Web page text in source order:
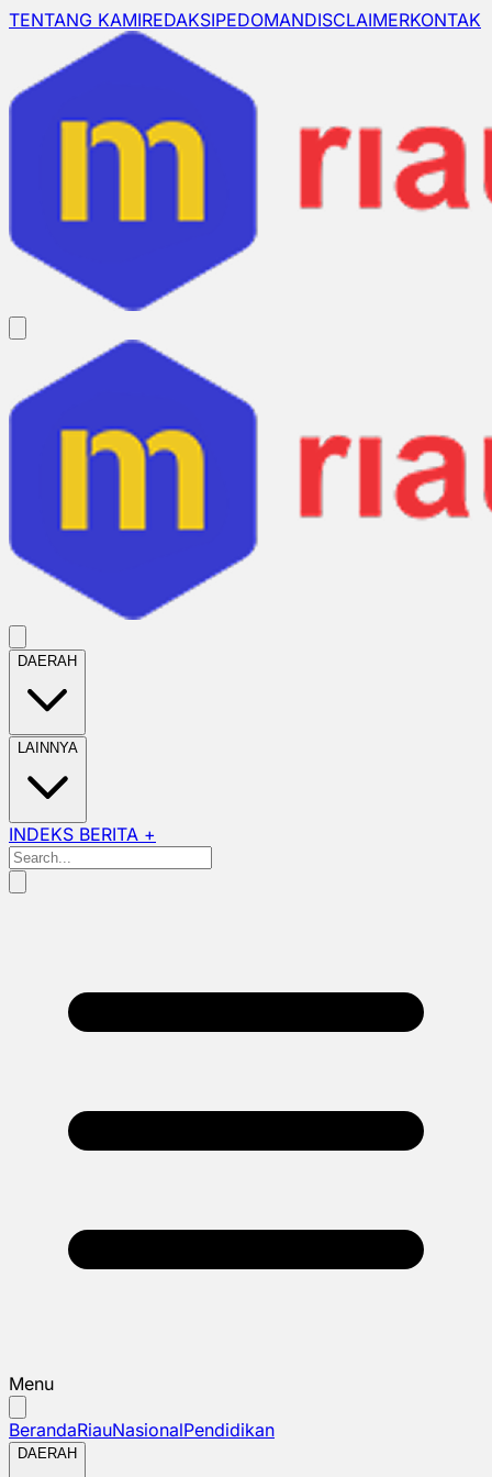
TENTANG KAMIREDAKSIPEDOMANDISCLAIMERKONTAK
DAERAH
LAINNYA
INDEKS BERITA +
Menu
BerandaRiauNasionalPendidikan
DAERAH